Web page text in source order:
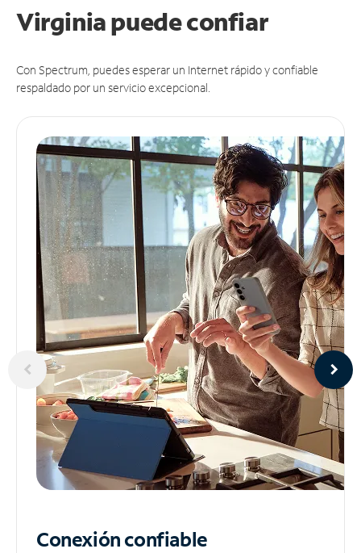
Virginia puedeconfiar
Con Spectrum, puedes esperar un Internet rápido y confiable
respaldado por un servicio excepcional.
Conexión confiable